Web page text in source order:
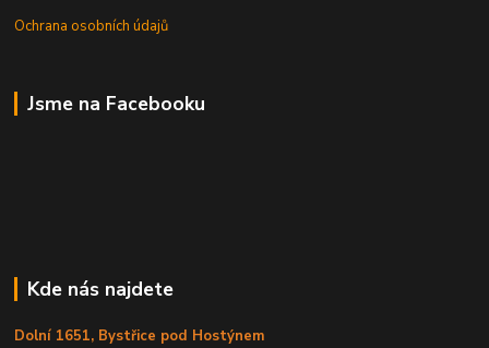
Ochrana osobních údajů
Jsme na Facebooku
Kde nás najdete
Dolní 1651, Bystřice pod Hostýnem